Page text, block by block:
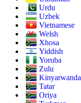
Urdu
Uzbek
Vietnamese
Welsh
Xhosa
Yiddish
Yoruba
Zulu
Kinyarwanda
Tatar
Oriya